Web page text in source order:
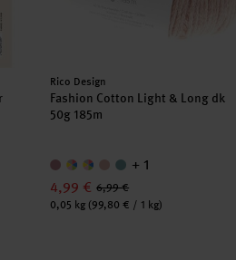
Hersteller:
Rico Design
Fashion Cotton Light & Long dk
50g 185m
+ 1
4,99 € 6,99 €
Inhalt:
0,05 kg (99,80 € / 1 kg)